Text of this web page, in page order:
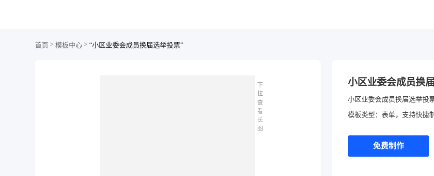
首页 > 模板中心 > “小区业委会成员换届选举投票”
下
拉
查
看
长
图
小区业委会成员换
小区业委会成员换届选举投
模板类型：表单，支持快捷
免费制作